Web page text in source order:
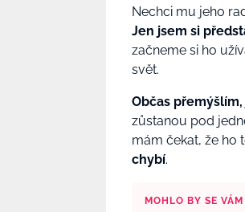
Nechci mu jeho
Jen jsem si
začneme si ho
svět.
Občas
zůstanou pod
mám čekat, že ho
chybí.
MOHLO BY SE